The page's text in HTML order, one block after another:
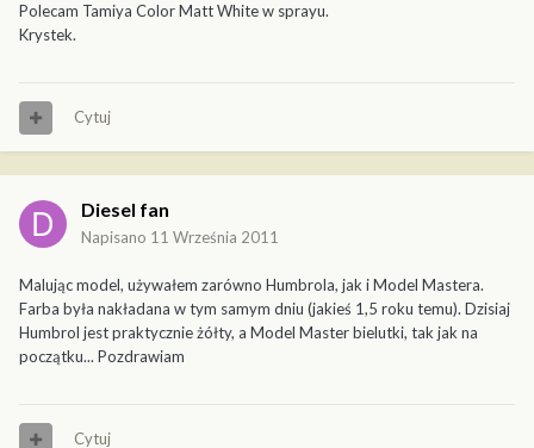
Polecam Tamiya Color Matt White w sprayu.
Krystek.
Cytuj
Diesel fan
Napisano 11 Września 2011
Malując model, używałem zarówno Humbrola, jak i Model Mastera.
Farba była nakładana w tym samym dniu (jakieś 1,5 roku temu). Dzisiaj
Humbrol jest praktycznie żółty, a Model Master bielutki, tak jak na
początku... Pozdrawiam
Cytuj